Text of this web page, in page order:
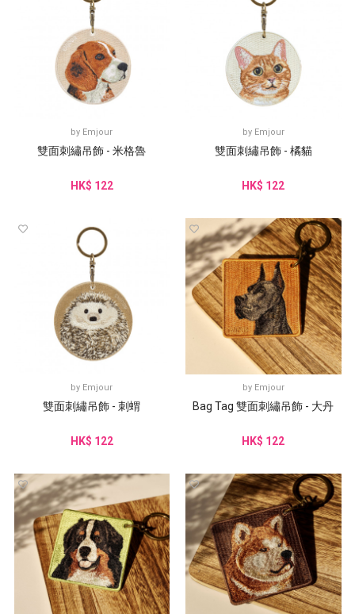
by Emjour
雙面刺繡吊飾 - 米格魯
HK$ 122
by Emjour
雙面刺繡吊飾 - 橘貓
HK$ 122
by Emjour
雙面刺繡吊飾 - 刺蝟
HK$ 122
by Emjour
Bag Tag 雙面刺繡吊飾 - 大丹
HK$ 122